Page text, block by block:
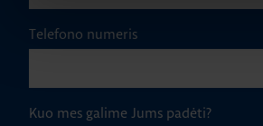
Telefono numeris
Kuo mes galime Jums padėti?